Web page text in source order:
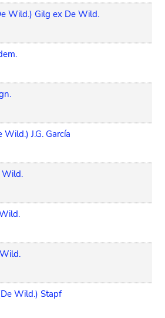
Wild.) Gilg ex De Wild.
Wild.) J.G. García
Wild.
Wild.) Stapf